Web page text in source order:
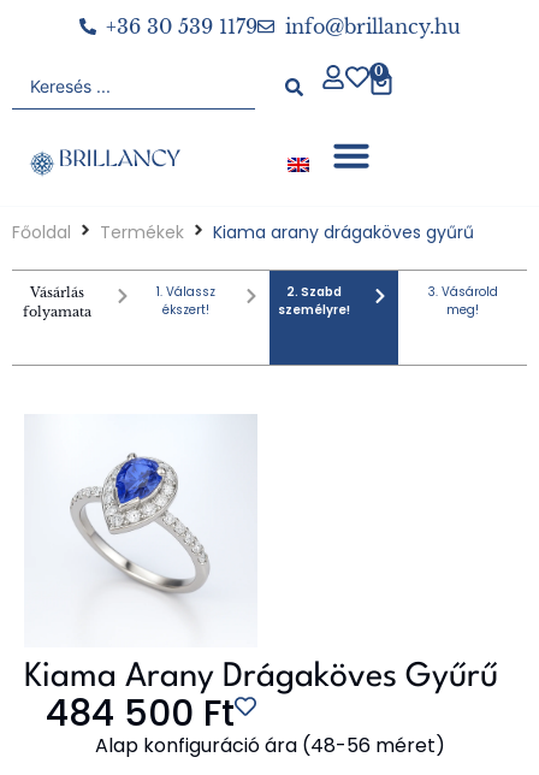
+36 30 539 1179 info@brillancy.hu
0
Főoldal Termékek Kiama arany drágaköves gyűrű
Vásárlás
folyamata
1. Válassz
ékszert!
2. Szabd
személyre!
3. Vásárold
meg!
Kiama Arany Drágaköves Gyűrű
484 500 Ft
Alap konfiguráció ára (48-56 méret)